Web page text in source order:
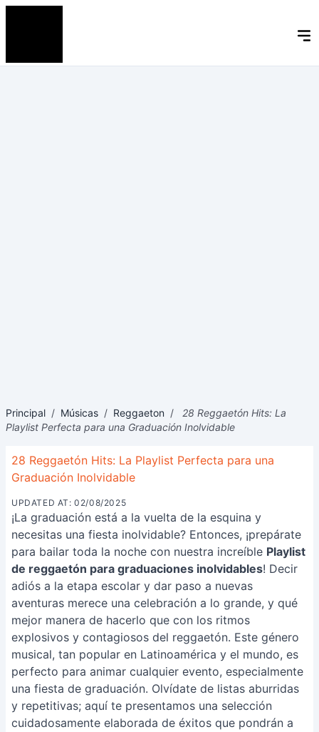
Principal / Músicas / Reggaeton /
28 Reggaetón Hits: La
Playlist Perfecta para una Graduación Inolvidable
28 Reggaetón Hits: La Playlist Perfecta para una
Graduación Inolvidable
UPDATED AT: 02/08/2025
¡La graduación está a la vuelta de la esquina y
necesitas una fiesta inolvidable? Entonces, ¡prepárate
para bailar toda la noche con nuestra increíble Playlist
de reggaetón para graduaciones inolvidables! Decir
adiós a la etapa escolar y dar paso a nuevas
aventuras merece una celebración a lo grande, y qué
mejor manera de hacerlo que con los ritmos
explosivos y contagiosos del reggaetón. Este género
musical, tan popular en Latinoamérica y el mundo, es
perfecto para animar cualquier evento, especialmente
una fiesta de graduación. Olvídate de listas aburridas
y repetitivas; aquí te presentamos una selección
cuidadosamente elaborada de éxitos que pondrán a